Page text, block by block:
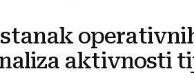
aktivnosti